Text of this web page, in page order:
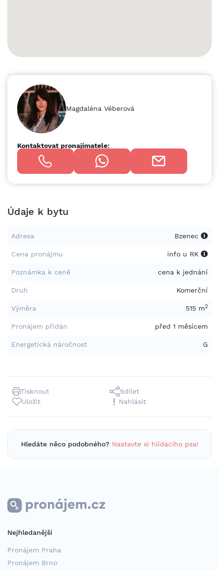
Magdaléna Véberová
Kontaktovat pronajímatele:
Tisknout
Sdílet
Uložit
Nahlásit
Hledáte něco podobného? Nastavte si hlídacího psa!
Údaje k bytu
Adresa Bzenec
Cena pronájmu info u RK
Poznámka k ceně cena k jednání
Druh Komerční
Výměra 515 m2
Pronájem přidán před 1 měsícem
Energetická náročnost G
Nejhledanější
Pronájem Praha
Pronájem Brno